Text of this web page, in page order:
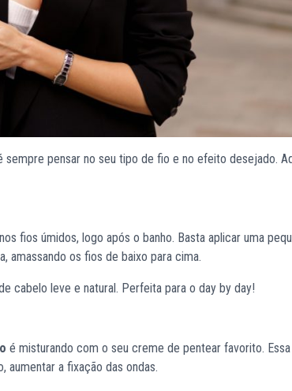
sempre pensar no seu tipo de fio e no efeito desejado.
fios úmidos, logo após o banho. Basta aplicar uma
amassando os fios de baixo para cima.
cabelo leve e natural. Perfeita para o day by day!
é misturando com o seu creme de pentear favorito. Essa
aumentar a fixação das ondas.